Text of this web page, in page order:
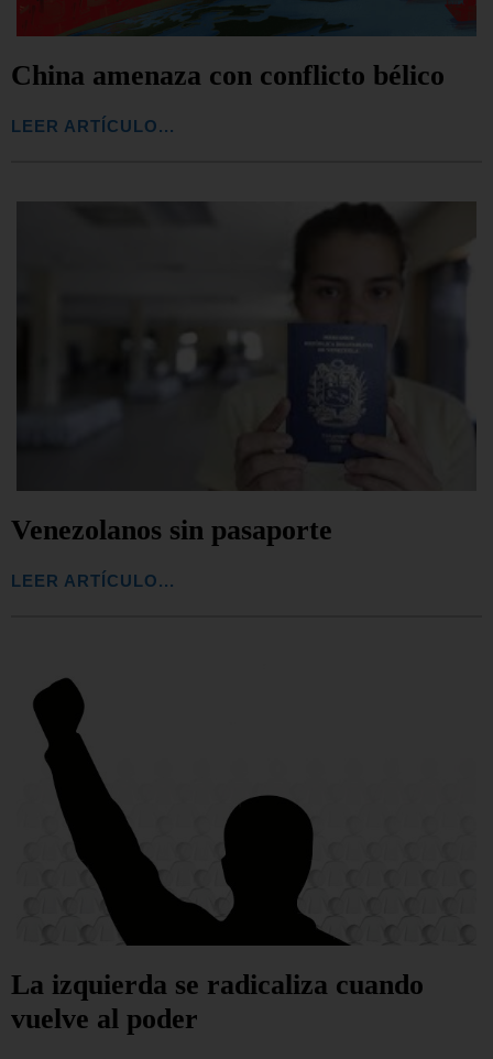
China amenaza con conflicto bélico
LEER ARTÍCULO...
Venezolanos sin pasaporte
LEER ARTÍCULO...
La izquierda se radicaliza cuando
vuelve al poder